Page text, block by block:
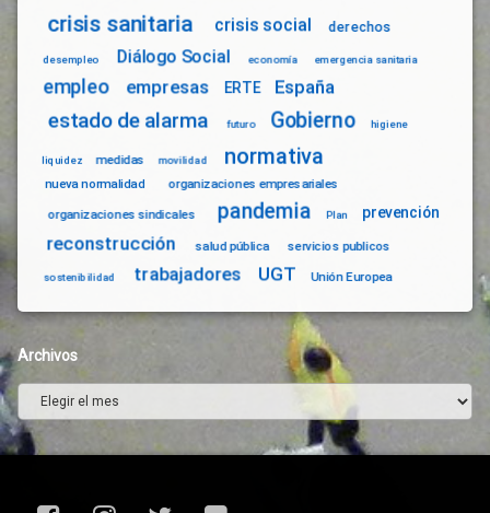
crisis sanitaria crisis social derechos
desempleo Diálogo Social economía emergencia sanitaria
empleo empresas ERTE España
estado de alarma futuro Gobierno higiene
liquidez medidas movilidad normativa
nueva normalidad organizaciones empresariales
organizaciones sindicales pandemia Plan prevención
reconstrucción salud pública servicios publicos
sostenibilidad trabajadores UGT Unión Europea
Archivos
Archivos